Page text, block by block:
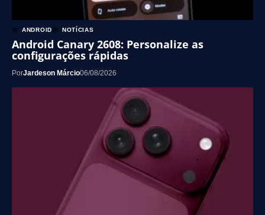
ANDROID NOTÍCIAS
Android Canary 2608: Personalize as
configurações rápidas
PorJardeson Márcio06/08/2026